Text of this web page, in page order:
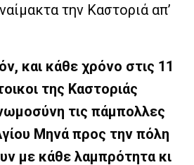
την Καστοριά απ’
και κάθε χρόνο στις 11
της Καστοριάς
τις πάμπολλες
Μηνά προς την πόλη
με κάθε λαμπρότητα κι